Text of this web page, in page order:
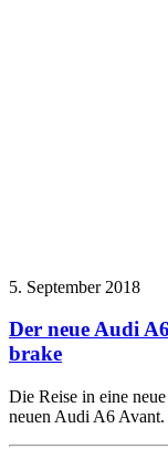
5. September 2018
Der neue Audi
brake
Die Reise in eine
neuen Audi A6